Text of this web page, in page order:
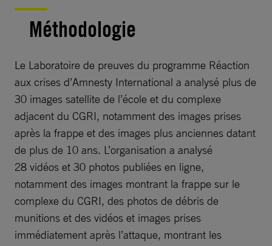
Méthodologie
Le Laboratoire de preuves du programme Réaction
aux crises d’Amnesty International a analysé plus de
30 images satellite de l’école et du complexe
adjacent du CGRI, notamment des images prises
après la frappe et des images plus anciennes datant
de plus de 10 ans. L’organisation a analysé
28 vidéos et 30 photos publiées en ligne,
notamment des images montrant la frappe sur le
complexe du CGRI, des photos de débris de
munitions et des vidéos et images prises
immédiatement après l’attaque, montrant les